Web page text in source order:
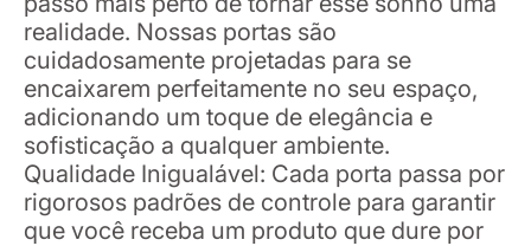
realidade. Nossas portas são
cuidadosamente projetadas para se
encaixarem perfeitamente no seu espaço,
adicionando um toque de elegância e
sofisticação a qualquer ambiente.
Qualidade Inigualável: Cada porta passa por
rigorosos padrões de controle para garantir
que você receba um produto que dure por